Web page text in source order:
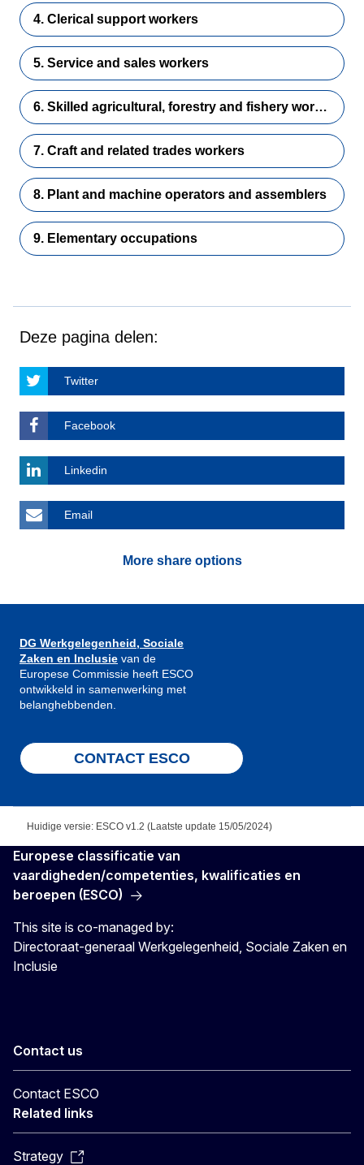
4. Clerical support workers
5. Service and sales workers
6. Skilled agricultural, forestry and fishery workers
7. Craft and related trades workers
8. Plant and machine operators and assemblers
9. Elementary occupations
Deze pagina delen:
Twitter
Facebook
Linkedin
Email
More share options
DG Werkgelegenheid, Sociale
Zaken en Inclusie van de
Europese Commissie heeft ESCO
ontwikkeld in samenwerking met
belanghebbenden.
CONTACT ESCO
Huidige versie: ESCO v1.2 (Laatste update 15/05/2024)
Europese classificatie van
vaardigheden/competenties, kwalificaties en
beroepen (ESCO)
This site is co-managed by:
Directoraat-generaal Werkgelegenheid, Sociale Zaken en
Inclusie
Contact us
Contact ESCO
Related links
Strategy